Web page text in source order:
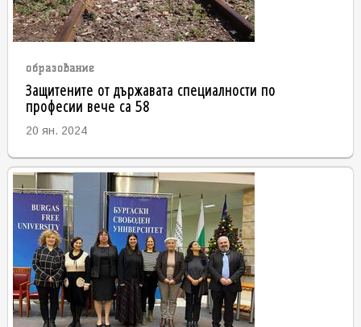
образование
Защитените от държавата специалности по
професии вече са 58
20 ян. 2024